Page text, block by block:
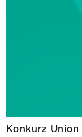
Konkurz